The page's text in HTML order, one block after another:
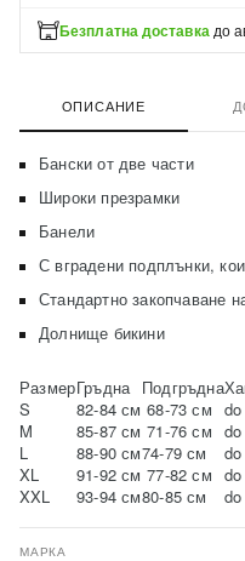
Безплатна доставка до
ОПИСАНИЕ
Бански от две части
Широки презрамки
Банели
С вградени подплънки,
Стандартно закопчаване
Долнище бикини
РазмерГръдна Подгръдна
S
82-84 см 68-73 см
M
85-87 см 71-76 см
L
88-90 см74-79 см
XL
91-92 см 77-82 см
XXL
93-94 см80-85 см
МАРКА